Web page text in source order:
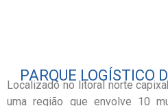
PARQUE LOGÍSTICO
Localizado no litoral norte
uma região que envolve 10